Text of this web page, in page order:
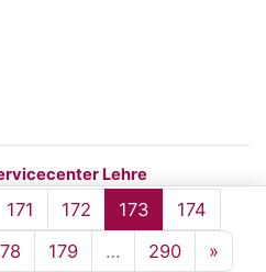
170
171 Seite 171
172 Seite 172
173 Seite 173
174
Seite 178
179Seite 179
… 290Seite 290
»
Lehre